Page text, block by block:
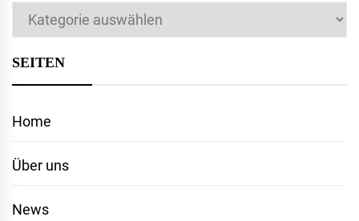
Kategorien
SEITEN
Home
Über uns
News